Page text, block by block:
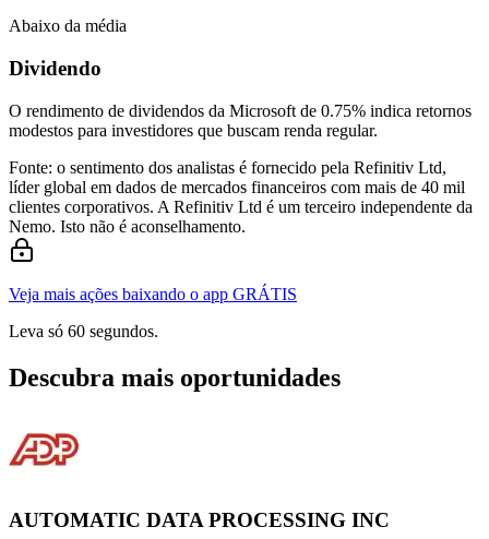
Abaixo da média
Dividendo
O rendimento de dividendos da Microsoft de 0.75% indica retornos
modestos para investidores que buscam renda regular.
Fonte: o sentimento dos analistas é fornecido pela Refinitiv Ltd,
líder global em dados de mercados financeiros com mais de 40 mil
clientes corporativos. A Refinitiv Ltd é um terceiro independente da
Nemo. Isto não é aconselhamento.
Veja mais ações baixando o app GRÁTIS
Leva só 60 segundos.
Descubra mais oportunidades
AUTOMATIC DATA PROCESSING INC